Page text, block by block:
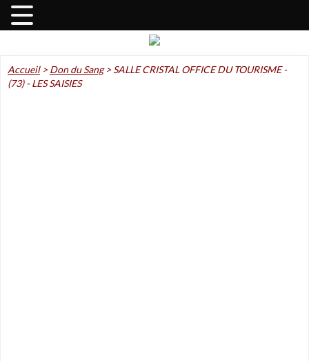
Accueil>Don du Sang>SALLE CRISTAL OFFICE DU TOURISME -
(73) - LES SAISIES